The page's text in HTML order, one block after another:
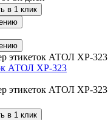
в 1 клик
этикеток АТОЛ XP-323
АТОЛ XP-323
этикеток АТОЛ XP-323
в 1 клик